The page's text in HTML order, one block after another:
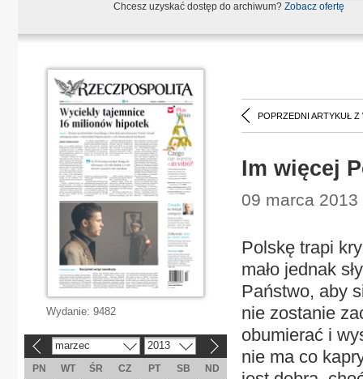
Chcesz uzyskać dostęp do archiwum? Zobacz ofertę
POPRZEDNI ARTYKUŁ Z
Im więcej
09 marca
Polskę trapi
mało jednak
Państwo, aby
nie zostanie
obumierać i
nie ma co
Wydanie: 9482
marzec 2013
PN WT ŚR CZ PT SB
ND